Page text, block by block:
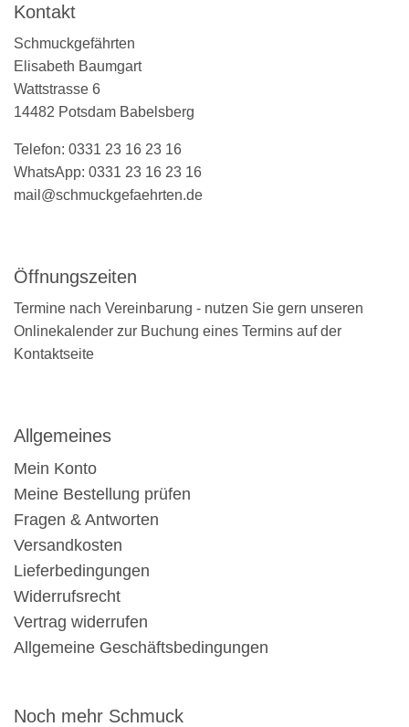
Kontakt
Schmuckgefährten
Elisabeth Baumgart
Wattstrasse 6
14482 Potsdam Babelsberg
Telefon: 0331 23 16 23 16
WhatsApp: 0331 23 16 23 16
mail@schmuckgefaehrten.de
Öffnungszeiten
Termine nach Vereinbarung - nutzen Sie gern unseren
Onlinekalender zur Buchung eines Termins auf der
Kontaktseite
Allgemeines
Mein Konto
Meine Bestellung prüfen
Fragen & Antworten
Versandkosten
Lieferbedingungen
Widerrufsrecht
Vertrag widerrufen
Allgemeine Geschäftsbedingungen
Noch mehr Schmuck